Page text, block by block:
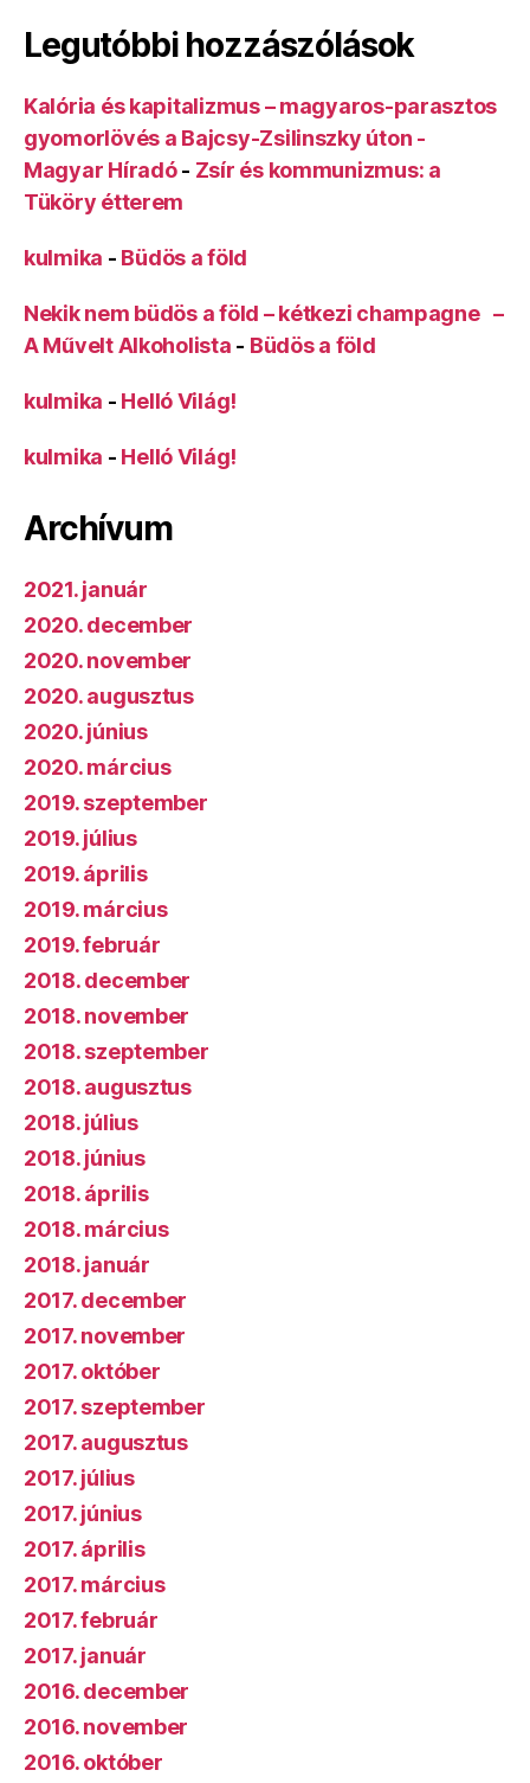
Legutóbbi hozzászólások
Kalória és kapitalizmus – magyaros-parasztos
gyomorlövés a Bajcsy-Zsilinszky úton -
Magyar Híradó- Zsír és kommunizmus: a
Tüköry étterem
kulmika - Büdös a föld
Nekik nem büdös a föld – kétkezi champagne –
A Művelt Alkoholista - Büdös a föld
kulmika - Helló Világ!
kulmika - Helló Világ!
Archívum
2021. január
2020. december
2020. november
2020. augusztus
2020. június
2020. március
2019. szeptember
2019. július
2019. április
2019. március
2019. február
2018. december
2018. november
2018. szeptember
2018. augusztus
2018. július
2018. június
2018. április
2018. március
2018. január
2017. december
2017. november
2017. október
2017. szeptember
2017. augusztus
2017. július
2017. június
2017. április
2017. március
2017. február
2017. január
2016. december
2016. november
2016. október